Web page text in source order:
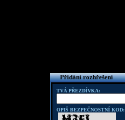
Přidání rozhřešení
TVÁ PŘEZDÍVKA:
OPIŠ BEZPEČNOSTNÍ KOD: